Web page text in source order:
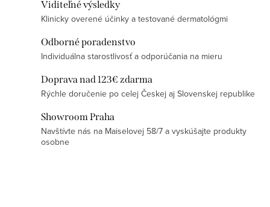
Viditeľné výsledky
Klinicky overené účinky a testované dermatológmi
Odborné poradenstvo
Individuálna starostlivosť a odporúčania na mieru
Doprava nad 123€ zdarma
Rýchle doručenie po celej Českej aj Slovenskej republike
Showroom Praha
Navštívte nás na Maiselovej 58/7 a vyskúšajte produkty
osobne